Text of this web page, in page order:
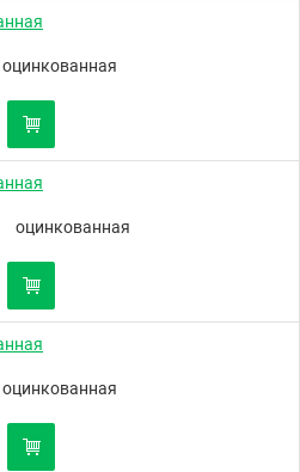
оцинкованная
оцинкованная
оцинкованная